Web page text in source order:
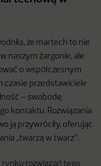
że martech to nie
naszym żargonie, ale
o współczesnym
czasie przedstawiciele
– swobodę
kontaktu. Rozwiązania
ją przywróciły, oferując
„twarzą w twarz”.
rozwiązań tego